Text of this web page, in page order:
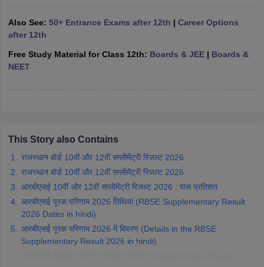
Army Public Schools in India
HBSE 12th SyllabusHPBOSE 12th SyllabusNBSE HSSLC
Class 12 Question Papers
10th SyllabusJAC 10th Syllabus Odisha 10th SyllabusKerala
for Class 10
Also See: 50+ Entrance Exams after 12th | Career Options
after 12th
Free Study Material for Class 12th: Boards & JEE| Boards &
NEET
This Story also Contains
राजस्थान बोर्ड 10वीं और 12वीं सप्लीमेंट्री रिजल्ट 2026
राजस्थान बोर्ड 10वीं और 12वीं सप्लीमेंट्री रिजल्ट 2026
आरबीएसई 10वीं और 12वीं सप्लीमेंट्री रिजल्ट 2026 : पास प्रतिशत
आरबीएसई पूरक परिणाम 2026 तिथियां (RBSE Supplementary Result
2026 Dates in hindi)
आरबीएसई पूरक परिणाम 2026 में विवरण (Details in the RBSE
Supplementary Result 2026 in hindi)